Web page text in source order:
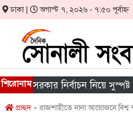
ঢাকা | অগাস্ট ৭, ২০২৬ - ৭:৫০ পূর্বাহ্ন
শিরোনাম
সরকার নির্বাচন নিয়ে সুস্পষ্ট
প্রচ্ছদ» রাজশাহীতে নানা আয়োজনে বিশ্ব